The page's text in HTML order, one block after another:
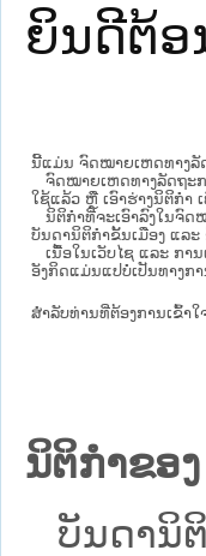
ຍິນດີຕ້ອ
ນີ້ແມ່ນ ຈົດໝາຍເຫດທາງລັ
ຈົດໝາຍເຫດທາງລັດຖະກ
ໃຊ້ແລ້ວ ຫຼື ເອົາຮ່າງນິຕິກໍາ
ນິ​ຕິ​ກຳ​ທີ່​ຈະ​ເອົາ​ລົງ​ໃນ​ຈົດ​
ບັນ​ດານິ​ຕິ​ກຳ​ຂັ້ນ​ເມືອງ ແລ
ເນື້ອໃນ​ເວັບ​ໄຊ​ ແລະ ກາ
ອັງກິດແມ່ນແປບໍ່ເປັນທາງກ
ສໍາລັບທ່ານທີ່ຕ້ອງການເຂົ້າ
ນິຕິກຳຂອ
ບັນດານິ